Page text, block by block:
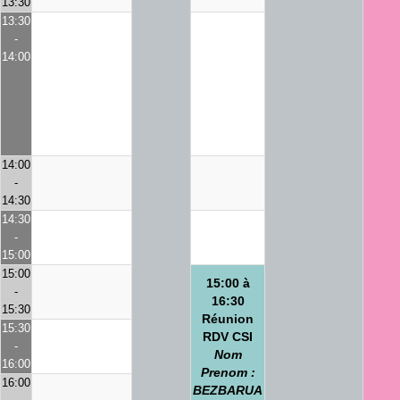
13:30
-
14:00
14:00
-
14:30
14:30
-
15:00
15:00
-
15:30
15:00 à
16:30
Réunion
RDV CSI
Nom
Prenom :
BEZBARUA
15:30
-
16:00
16:00